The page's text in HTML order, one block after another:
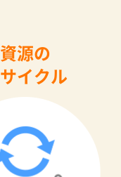
資源の
イクル